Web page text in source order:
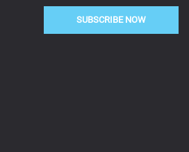
SUBSCRIBE NOW